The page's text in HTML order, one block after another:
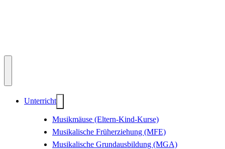
Unterricht
Musikmäuse (Eltern-Kind-Kurse)
Musikalische Früherziehung (MFE)
Musikalische Grundausbildung (MGA)